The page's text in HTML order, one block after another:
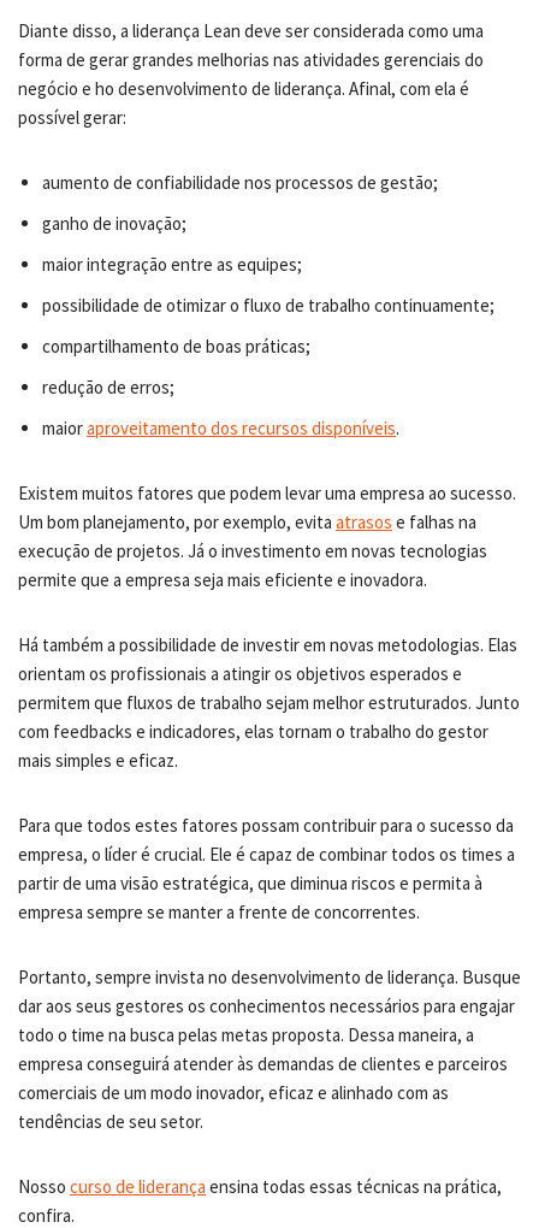
Diante disso, a liderança Lean deve ser considerada como uma
forma de gerar grandes melhorias nas atividades gerenciais do
negócio e ho desenvolvimento de liderança. Afinal, com ela é
possível gerar:
aumento de confiabilidade nos processos de gestão;
ganho de inovação;
maior integração entre as equipes;
possibilidade de otimizar o fluxo de trabalho continuamente;
compartilhamento de boas práticas;
redução de erros;
maioraproveitamento dos recursos disponíveis.
Existem muitos fatores que podem levar uma empresa ao sucesso.
Um bom planejamento, por exemplo, evita atrasos e falhas na
execução de projetos. Já o investimento em novas tecnologias
permite que a empresa seja mais eficiente e inovadora.
Há também a possibilidade de investir em novas metodologias. Elas
orientam os profissionais a atingir os objetivos esperados e
permitem que fluxos de trabalho sejam melhor estruturados. Junto
com feedbacks e indicadores, elas tornam o trabalho do gestor
mais simples e eficaz.
Para que todos estes fatores possam contribuir para o sucesso da
empresa, o líder é crucial. Ele é capaz de combinar todos os times a
partir de uma visão estratégica, que diminua riscos e permita à
empresa sempre se manter a frente de concorrentes.
Portanto, sempre invista no desenvolvimento de liderança. Busque
dar aos seus gestores os conhecimentos necessários para engajar
todo o time na busca pelas metas proposta. Dessa maneira, a
empresa conseguirá atender às demandas de clientes e parceiros
comerciais de um modo inovador, eficaz e alinhado com as
tendências de seu setor.
Nosso curso de liderança ensina todas essas técnicas na prática,
confira.